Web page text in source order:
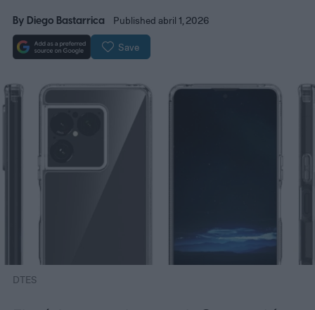
By Diego Bastarrica Published abril 1, 2026
Save
DTES